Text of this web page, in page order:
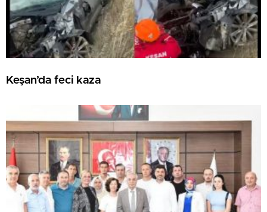
Keşan’da feci kaza